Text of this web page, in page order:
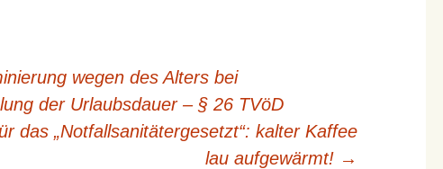
wegen des Alters bei
der Urlaubsdauer – § 26 TVöD
das „Notfallsanitätergesetzt“: kalter Kaffee
lau aufgewärmt! →